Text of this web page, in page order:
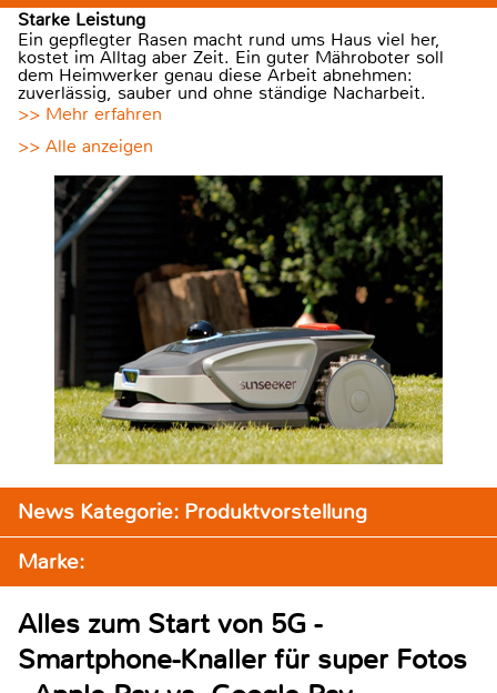
Starke Leistung
Ein gepflegter Rasen macht rund ums Haus viel her,
kostet im Alltag aber Zeit. Ein guter Mähroboter soll
dem Heimwerker genau diese Arbeit abnehmen:
zuverlässig, sauber und ohne ständige Nacharbeit.
>> Mehr erfahren
>> Alle anzeigen
News Kategorie: Produktvorstellung
Marke:
Alles zum Start von 5G -
Smartphone-Knaller für super Fotos